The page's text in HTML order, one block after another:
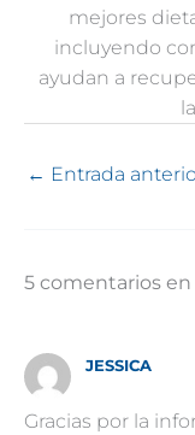
mejores
incluyendo
ayudan a
← Entrada
5 comentarios en
JESSICA
Gracias por la